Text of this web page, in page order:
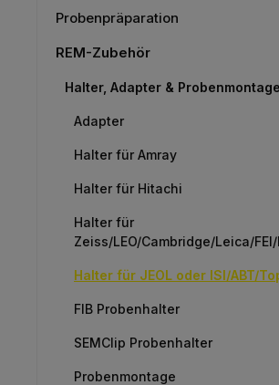
Probenpräparation
REM-Zubehör
Halter, Adapter & Probenmontage
Adapter
Halter für Amray
Halter für Hitachi
Halter für
Zeiss/LEO/Cambridge/Leica/
Halter für JEOL oder ISI/ABT/
FIB Probenhalter
SEMClip Probenhalter
Probenmontage